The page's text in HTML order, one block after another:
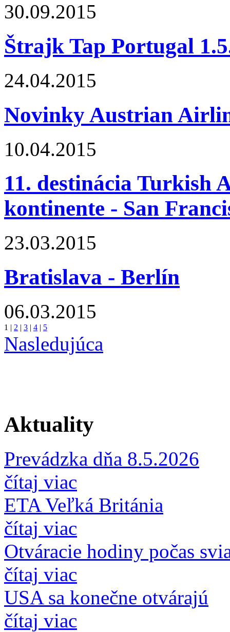
30.09.2015
Štrajk Tap Portugal
24.04.2015
Novinky Austrian
10.04.2015
11. destinácia Turkish
kontinente - San
23.03.2015
Bratislava - Berlín
06.03.2015
1 | 2 | 3 | 4 | 5
Nasledujúca
Aktuality
Prevádzka dňa 8.5.2026
čítaj viac
ETA Veľká Británia
čítaj viac
Otváracie hodiny počas
čítaj viac
USA sa konečne otvárajú
čítaj viac